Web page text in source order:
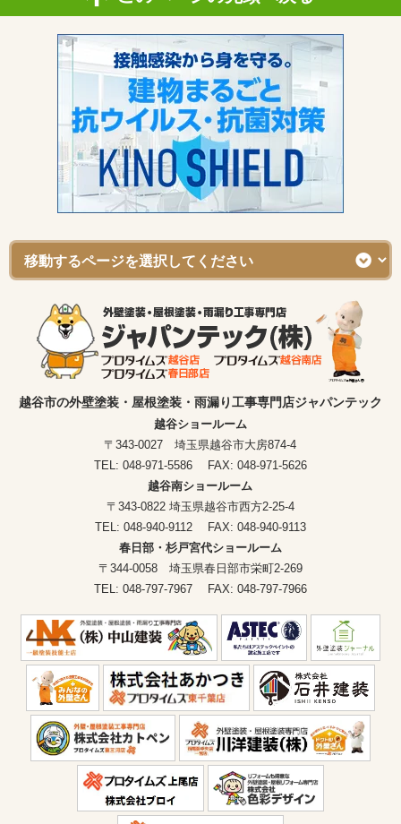
越谷市の外壁塗装・屋根塗装・雨漏り工事専門店ジャパンテック
越谷ショールーム
〒343-0027 埼玉県越谷市大房874-4
TEL: 048-971-5586 FAX: 048-971-5626
越谷南ショールーム
〒343-0822 埼玉県越谷市西方2-25-4
TEL: 048-940-9112 FAX: 048-940-9113
春日部・杉戸宮代ショールーム
〒344-0058 埼玉県春日部市栄町2-269
TEL: 048-797-7967 FAX: 048-797-7966